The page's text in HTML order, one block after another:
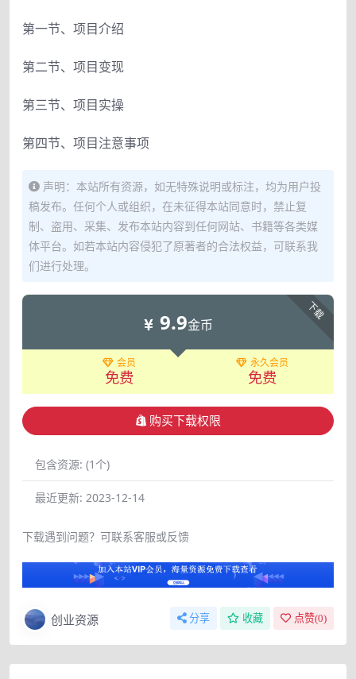
第一节、项目介绍
第二节、项目变现
第三节、项目实操
第四节、项目注意事项
声明：本站所有资源，如无特殊说明或标注，均为用户投
稿发布。任何个人或组织，在未征得本站同意时，禁止复
制、盗用、采集、发布本站内容到任何网站、书籍等各类媒
体平台。如若本站内容侵犯了原著者的合法权益，可联系我
们进行处理。
下载
9.9金币
会员
免费
永久会员
免费
购买下载权限
包含资源: (1个)
最近更新: 2023-12-14
下载遇到问题？可联系客服或反馈
创业资源 分享 收藏 点赞(0)